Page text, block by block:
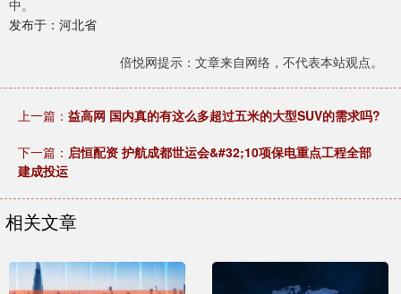
中。
发布于：河北省
倍悦网提示：文章来自网络，不代表本站观点。
上一篇： 益高网 国内真的有这么多超过五米的大型SUV的需求吗?
下一篇： 启恒配资 护航成都世运会&#32;10项保电重点工程全部
建成投运
相关文章